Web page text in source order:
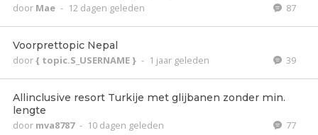
door Mae - 12 dagen geleden 87
Voorprettopic Nepal
door{ topic.S_USERNAME } - 1 jaar geleden 39
Allinclusive resort Turkije met glijbanen zonder min.
lengte
door mva8787 - 10 dagen geleden 77